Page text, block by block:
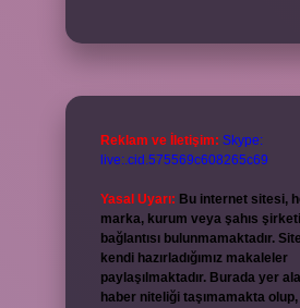
Reklam ve İletişim: Skype:
live:.cid.575569c608265c69
Yasal Uyarı: Bu internet sitesi,
marka, kurum veya şahıs
bağlantısı bulunmamaktadır.
kendi hazırladığımız makaleler
paylaşılmaktadır. Burada yer
haber niteliği taşımamakta